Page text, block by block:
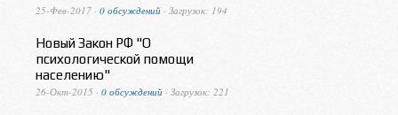
25-Фев-2017 · 0 обсуждений · Загрузок: 194
Новый Закон РФ "О
психологической помощи
населению"
26-Окт-2015 · 0 обсуждений · Загрузок: 221